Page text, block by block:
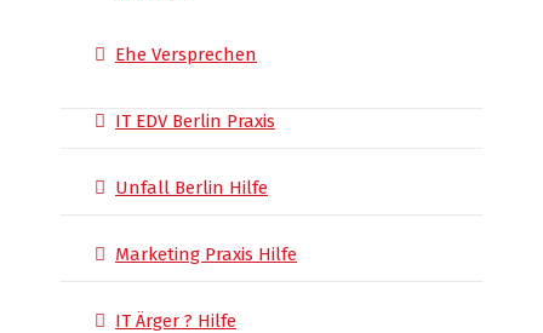
Ehe Versprechen
IT EDV Berlin Praxis
Unfall Berlin Hilfe
Marketing Praxis Hilfe
IT Ärger ? Hilfe